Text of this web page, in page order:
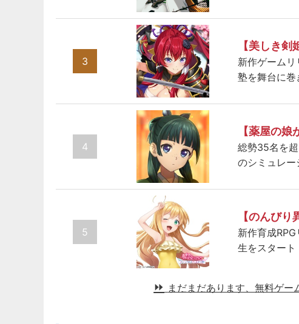
3
【美しき剣
新作ゲーム
塾を舞台に巻
4
【薬屋の娘
総勢35名を
のシミュレー
5
【のんびり
新作育成
生をスタート
まだまだあります、無料ゲー